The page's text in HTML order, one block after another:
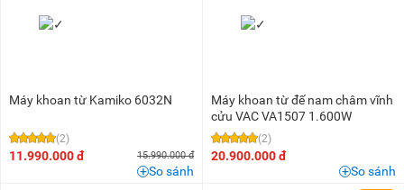
Máy khoan từ Kamiko 6032N
(2)
11.990.000 đ 15.990.000 đ
So sánh
Máy khoan từ đế nam châm vĩnh
cửu VAC VA1507 1.600W
(2)
20.900.000 đ
So sánh